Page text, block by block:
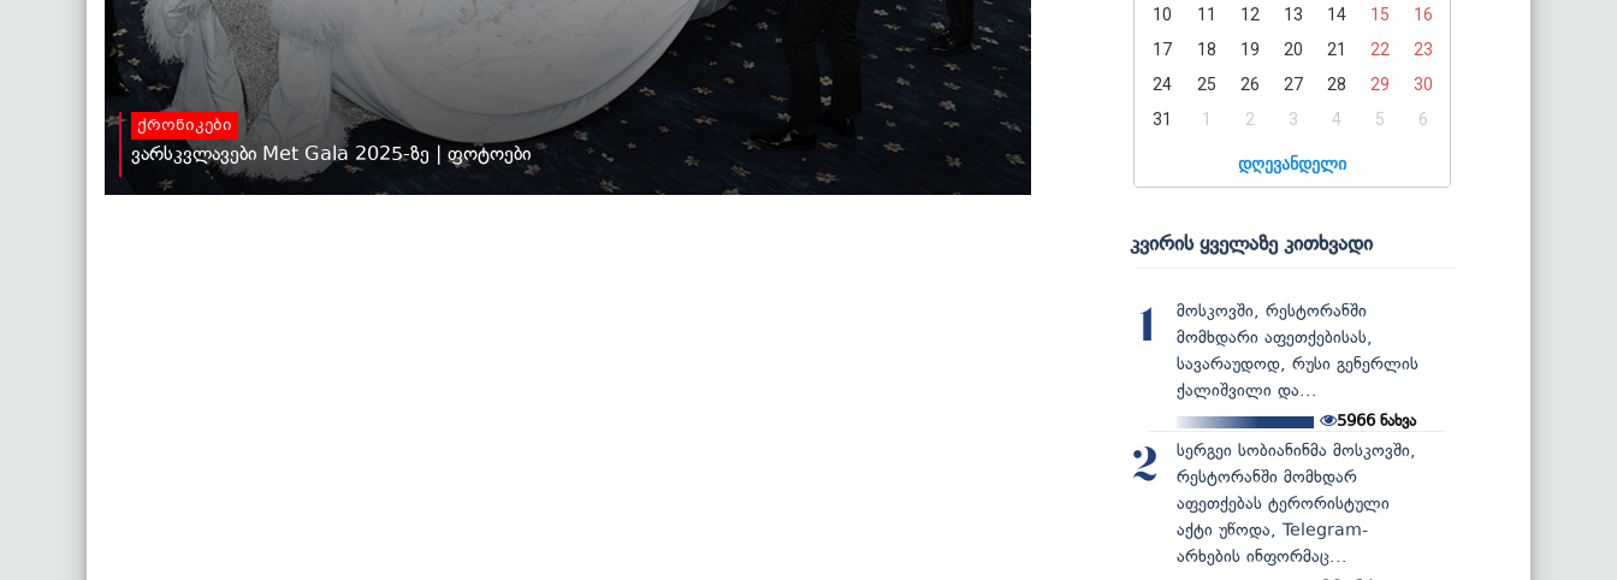
ქრონიკები
ვარსკვლავები Met Gala 2025-ზე | ფოტოები
10
11 12 13 14 15
16
17
18 19 20 21 22
23
24
25 26 27 28 29
30
31
1 2 3 4 5 6
დღევანდელი
კვირის ყველაზე კითხვადი
1
მოსკოვში, რესტორანში
მომხდარი აფეთქებისას,
სავარაუდოდ, რუსი გენერლის
ქალიშვილი და...
5966ნახვა
2
სერგეი სობიანინმა მოსკოვში,
რესტორანში მომხდარ
აფეთქებას ტერორისტული
აქტი უწოდა, Telegram-
არხების ინფორმაც...